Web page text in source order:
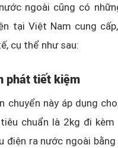
ngoài cũng có
tại Việt Nam cung
cụ thể như sau:
phát tiết kiệm
chuyển này áp dụng
chuẩn là 2kg đi
điện ra nước ngoài